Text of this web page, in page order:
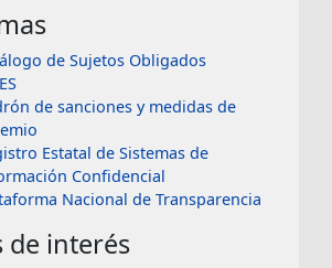
de Sujetos Obligados
de sanciones y medidas de
Estatal de Sistemas de
Confidencial
Nacional de Transparencia
de interés